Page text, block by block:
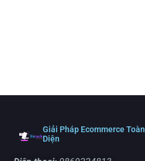
Giải Pháp Ecommerce Toàn
Diện